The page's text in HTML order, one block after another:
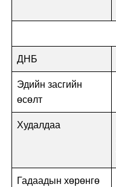
ДНБ
Эдийн засгийн
өсөлт
Худалдаа
Гадаадын хөрөнгө